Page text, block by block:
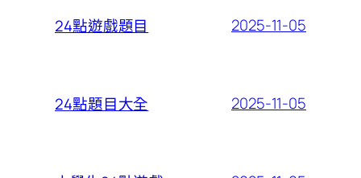
24點遊戲題目 2025-11-05
24點題目大全 2025-11-05